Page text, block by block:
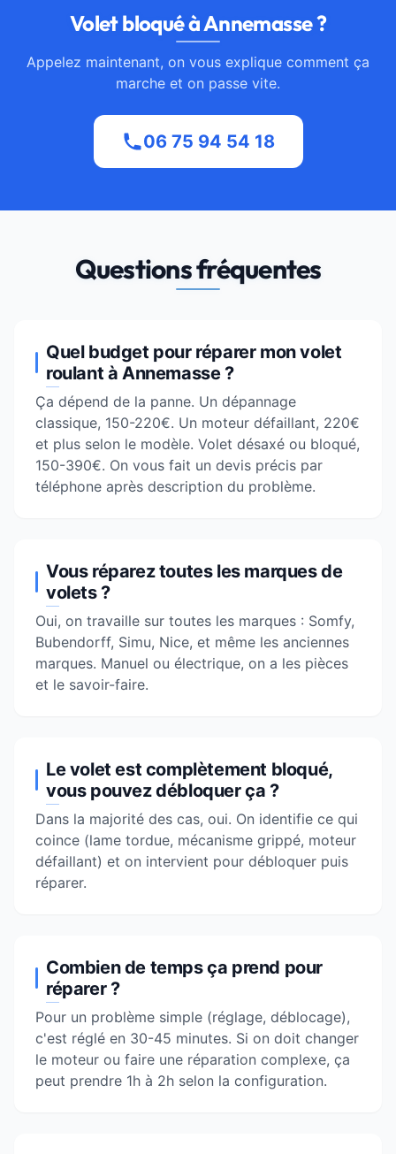
Volet bloqué à Annemasse ?
Appelez maintenant, on vous explique comment ça
marche et on passe vite.
06 75 94 54 18
Questions fréquentes
Quel budget pour réparer mon volet
roulant à Annemasse ?
Ça dépend de la panne. Un dépannage
classique, 150-220€. Un moteur défaillant, 220€
et plus selon le modèle. Volet désaxé ou bloqué,
150-390€. On vous fait un devis précis par
téléphone après description du problème.
Vous réparez toutes les marques de
volets ?
Oui, on travaille sur toutes les marques : Somfy,
Bubendorff, Simu, Nice, et même les anciennes
marques. Manuel ou électrique, on a les pièces
et le savoir-faire.
Le volet est complètement bloqué,
vous pouvez débloquer ça ?
Dans la majorité des cas, oui. On identifie ce qui
coince (lame tordue, mécanisme grippé, moteur
défaillant) et on intervient pour débloquer puis
réparer.
Combien de temps ça prend pour
réparer ?
Pour un problème simple (réglage, déblocage),
c'est réglé en 30-45 minutes. Si on doit changer
le moteur ou faire une réparation complexe, ça
peut prendre 1h à 2h selon la configuration.